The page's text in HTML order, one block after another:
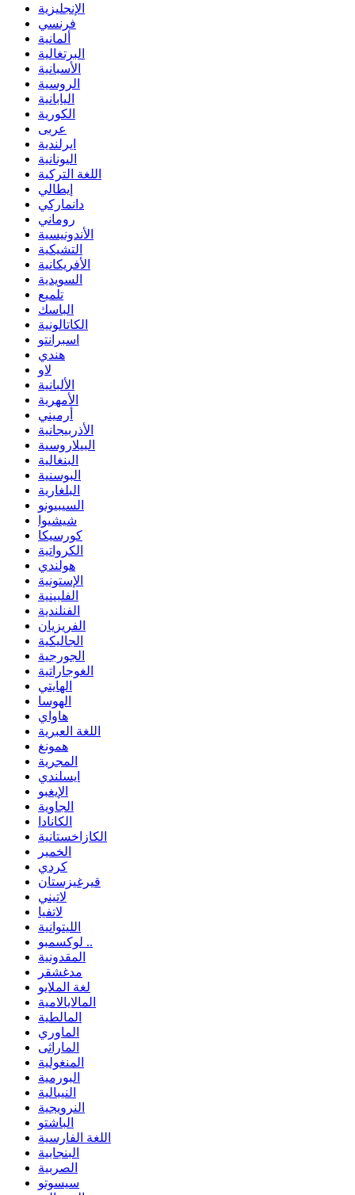
الإنجليزية
فرنسي
ألمانية
البرتغالية
الأسبانية
الروسية
اليابانية
الكورية
عربى
ايرلندية
اليونانية
اللغة التركية
إيطالي
دانماركي
روماني
الأندونيسية
التشيكية
الأفريكانية
السويدية
تلميع
الباسك
الكاتالونية
اسبرانتو
هندي
لاو
الألبانية
الأمهرية
أرميني
الأذربيجانية
البيلاروسية
البنغالية
البوسنية
البلغارية
السيبيونو
شيشيوا
كورسيكا
الكرواتية
هولندي
الإستونية
الفلبينية
الفنلندية
الفريزيان
الجاليكية
الجورجية
الغوجاراتية
الهايتي
الهوسا
هاواي
اللغة العبرية
همونغ
المجرية
ايسلندي
الإيغبو
الجاوية
الكانادا
الكازاخستانية
الخمير
كردي
قيرغيزستان
لاتيني
لاتفيا
الليتوانية
لوكسمبو ..
المقدونية
مدغشقر
لغة الملايو
المالايالامية
المالطية
الماوري
الماراثى
المنغولية
البورمية
النيبالية
النرويجية
الباشتو
اللغة الفارسية
البنجابية
الصربية
سيسوتو